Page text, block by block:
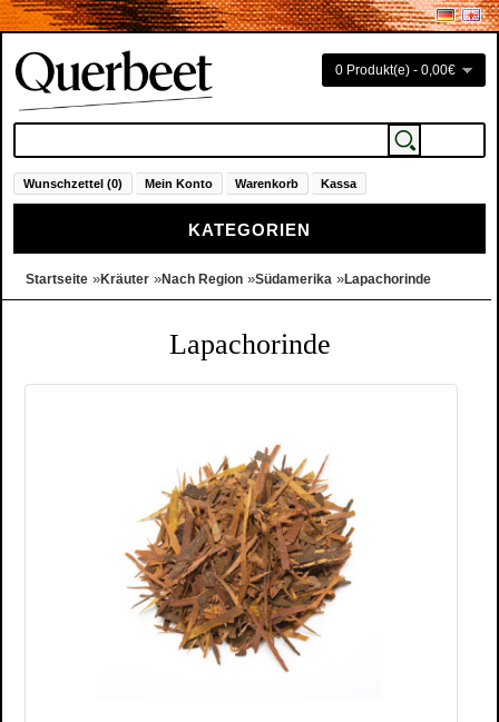
0 Produkt(e) - 0,00€
Wunschzettel (0) Mein Konto Warenkorb Kassa
KATEGORIEN
Startseite »Kräuter »Nach Region »Südamerika »Lapachorinde
Lapachorinde